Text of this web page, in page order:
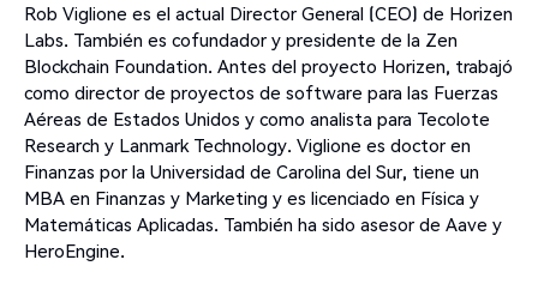
Rob Viglione es el actual Director General (CEO) de Horizen
Labs. También es cofundador y presidente de la Zen
Blockchain Foundation. Antes del proyecto Horizen, trabajó
como director de proyectos de software para las Fuerzas
Aéreas de Estados Unidos y como analista para Tecolote
Research y Lanmark Technology. Viglione es doctor en
Finanzas por la Universidad de Carolina del Sur, tiene un
MBA en Finanzas y Marketing y es licenciado en Física y
Matemáticas Aplicadas. También ha sido asesor de Aave y
HeroEngine.